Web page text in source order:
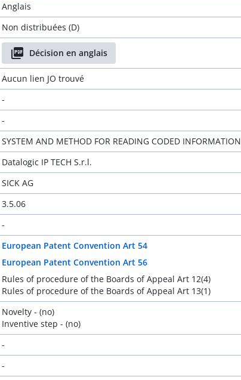
Anglais
Non distribuées (D)
Décision en anglais
Aucun lien JO trouvé
-
-
SYSTEM AND METHOD FOR READING CODED INFORMATION
Datalogic IP TECH S.r.l.
SICK AG
3.5.06
-
European Patent Convention Art 54
European Patent Convention Art 56
Rules of procedure of the Boards of Appeal Art 12(4)
Rules of procedure of the Boards of Appeal Art 13(1)
Novelty - (no)
Inventive step - (no)
-
-